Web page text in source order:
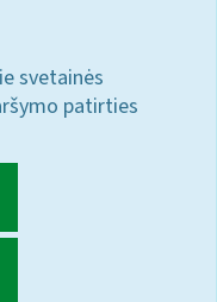
svetainės
patirties